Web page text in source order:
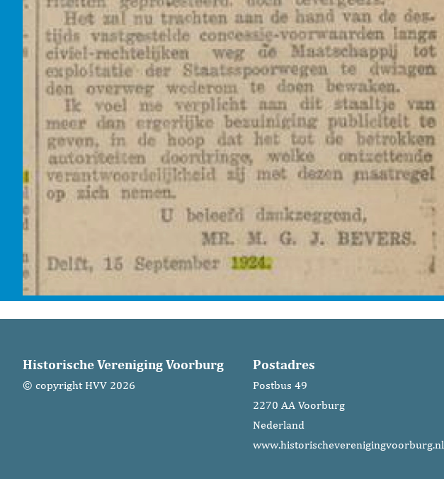
Historische Vereniging Voorburg
© copyright HVV 2026
Postadres
Postbus 49
2270 AA Voorburg
Nederland
www.historischeverenigingvoorburg.nl